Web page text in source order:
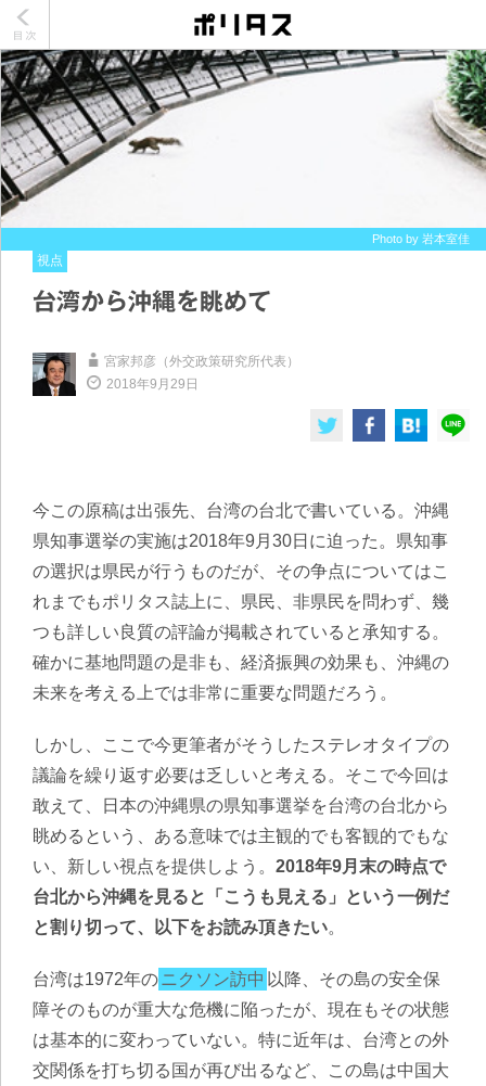
Photo by 岩本室佳
視点
台湾から沖縄を眺めて
宮家邦彦（外交政策研究所代表）
2018年9月29日
今この原稿は出張先、台湾の台北で書いている。沖縄
県知事選挙の実施は2018年9月30日に迫った。県知事
の選択は県民が行うものだが、その争点についてはこ
れまでもポリタス誌上に、県民、非県民を問わず、幾
つも詳しい良質の評論が掲載されていると承知する。
確かに基地問題の是非も、経済振興の効果も、沖縄の
未来を考える上では非常に重要な問題だろう。
しかし、ここで今更筆者がそうしたステレオタイプの
議論を繰り返す必要は乏しいと考える。そこで今回は
敢えて、日本の沖縄県の県知事選挙を台湾の台北から
眺めるという、ある意味では主観的でも客観的でもな
い、新しい視点を提供しよう。 2018年9月末の時点で
台北から沖縄を見ると「こうも見える」という一例だ
と割り切って、以下をお読み頂きたい。
台湾は1972年のニクソン訪中 以降、その島の安全保
障そのものが重大な危機に陥ったが、現在もその状態
は基本的に変わっていない。特に近年は、台湾との外
交関係を打ち切る国が再び出るなど、この島は中国大